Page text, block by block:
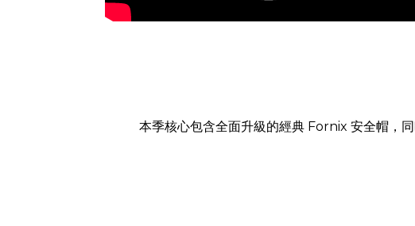
本季核心包含全面升級的經典 Fornix 安全帽，